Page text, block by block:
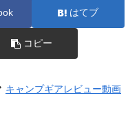
はてブ
コピー
キャンプギアレビュー動画